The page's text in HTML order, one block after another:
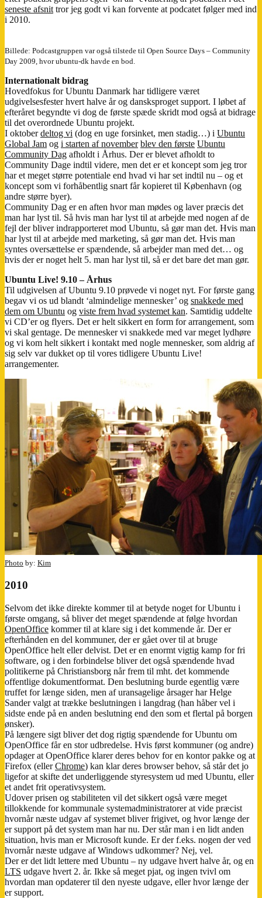
seneste afsnit tror jeg godt vi kan forvente at podcatet følger med ind
i 2010.
Billede: Podcastgruppen var også tilstede til Open Source Days – Community
Day 2009, hvor ubuntu-dk havde en bod.
Internationalt bidrag
Hovedfokus for Ubuntu Danmark har tidligere været
udgivelsesfester hvert halve år og dansksproget support. I løbet af
efteråret begyndte vi dog de første spæde skridt mod også at bidrage
til det overordnede Ubuntu projekt.
I oktoberdeltog vi (dog en uge forsinket, men stadig…) i Ubuntu
Global Jam og i starten af november blev den første Ubuntu
Community Dag afholdt i Århus. Der er blevet afholdt to
Community Dage indtil videre, men det er et koncept som jeg tror
har et meget større potentiale end hvad vi har set indtil nu – og et
koncept som vi forhåbentlig snart får kopieret til København (og
andre større byer).
Community Dag er en aften hvor man mødes og laver præcis det
man har lyst til. Så hvis man har lyst til at arbejde med nogen af de
fejl der bliver indrapporteret mod Ubuntu, så gør man det. Hvis man
har lyst til at arbejde med marketing, så gør man det. Hvis man
syntes oversættelse er spændende, så arbejder man med det… og
hvis der er noget helt 5. man har lyst til, så er det bare det man gør.
Ubuntu Live! 9.10 – Århus
Til udgivelsen af Ubuntu 9.10 prøvede vi noget nyt. For første gang
begav vi os ud blandt ‘almindelige mennesker’ og snakkede med
dem om Ubuntu og viste frem hvad systemet kan. Samtidig uddelte
vi CD’er og flyers. Det er helt sikkert en form for arrangement, som
vi skal gentage. De mennesker vi snakkede med var meget lydhøre
og vi kom helt sikkert i kontakt med nogle mennesker, som aldrig af
sig selv var dukket op til vores tidligere Ubuntu Live!
arrangementer.
Photo by: Kim
2010
Selvom det ikke direkte kommer til at betyde noget for Ubuntu i
første omgang, så bliver det meget spændende at følge hvordan
OpenOffice kommer til at klare sig i det kommende år. Der er
efterhånden en del kommuner, der er gået over til at bruge
OpenOffice helt eller delvist. Det er en enormt vigtig kamp for fri
software, og i den forbindelse bliver det også spændende hvad
politikerne på Christiansborg når frem til mht. det kommende
offentlige dokumentformat. Den beslutning burde egentlig være
truffet for længe siden, men af uransagelige årsager har Helge
Sander valgt at trække beslutningen i langdrag (han håber vel i
sidste ende på en anden beslutning end den som et flertal på borgen
ønsker).
På længere sigt bliver det dog rigtig spændende for Ubuntu om
OpenOffice får en stor udbredelse. Hvis først kommuner (og andre)
opdager at OpenOffice klarer deres behov for en kontor pakke og at
Firefox (ellerChrome) kan klar deres browser behov, så står det jo
ligefor at skifte det underliggende styresystem ud med Ubuntu, eller
et andet frit operativsystem.
Udover prisen og stabiliteten vil det sikkert også være meget
tillokkende for kommunale systemadministratorer at vide præcist
hvornår næste udgav af systemet bliver frigivet, og hvor længe der
er support på det system man har nu. Der står man i en lidt anden
situation, hvis man er Microsoft kunde. Er der f.eks. nogen der ved
hvornår næste udgave af Windows udkommer? Nej, vel.
Der er det lidt lettere med Ubuntu – ny udgave hvert halve år, og en
LTS udgave hvert 2. år. Ikke så meget pjat, og ingen tvivl om
hvordan man opdaterer til den nyeste udgave, eller hvor længe der
er support.